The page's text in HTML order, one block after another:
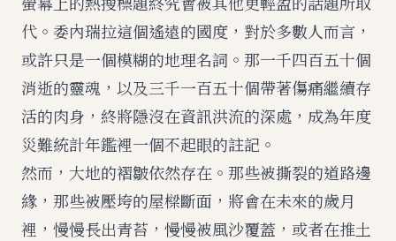
代。委內瑞拉這個遙遠的國度，對於多數人而言，
或許只是一個模糊的地理名詞。那一千四百五十個
消逝的靈魂，以及三千一百五十個帶著傷痛繼續存
活的肉身，終將隱沒在資訊洪流的深處，成為年度
災難統計年鑑裡一個不起眼的註記。
然而，大地的褶皺依然存在。那些被撕裂的道路邊
緣，那些被壓垮的屋樑斷面，將會在未來的歲月
裡，慢慢長出青苔，慢慢被風沙覆蓋，或者在推土